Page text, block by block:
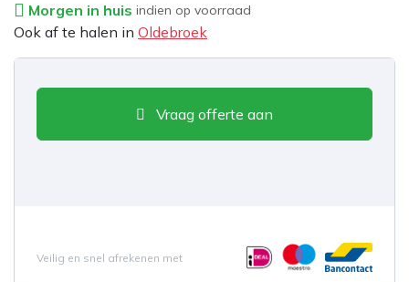
Morgen in huis indien op voorraad
Ook af te halen in Oldebroek
Vraag offerte aan
Veilig en snel afrekenen met